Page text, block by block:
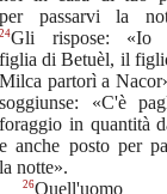
per passarvi la
24Gli rispose: «Io
figlia di Betuèl, il
Milca partorì a
soggiunse: «C'è
foraggio in quantità
e anche posto per
la notte».
26